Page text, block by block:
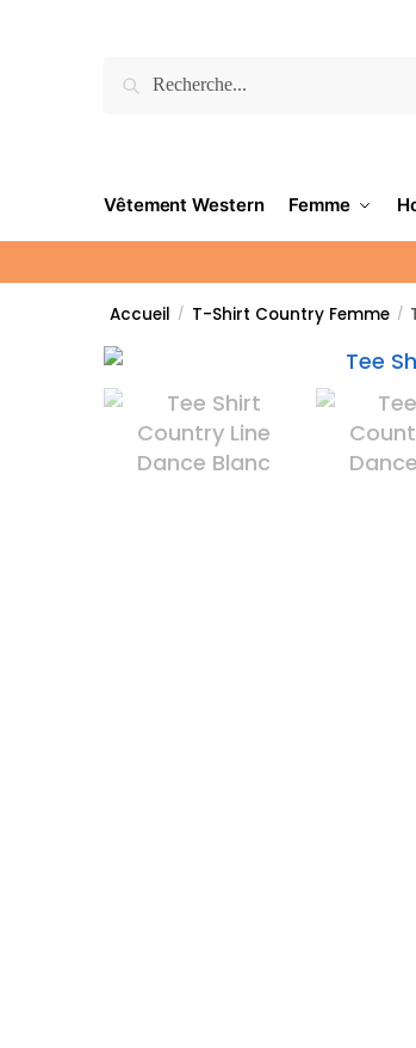
Vêtement Western Femme
Accueil / T-Shirt Country Femme /